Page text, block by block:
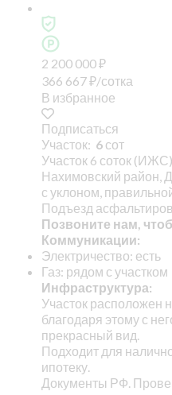
2 200 000₽
366 667₽/сотка
В избранное
Подписаться
Участок: 6 сот
Участок 6 соток
Нахимовский район,
с уклоном,
Подъезд
Позвоните нам,
Коммуникации:
Электричество: есть
Газ: рядом с участком
Инфраструктура:
Участок расположен
благодаря этому с
прекрасный вид.
Подходит для
ипотеку.
Документы РФ.